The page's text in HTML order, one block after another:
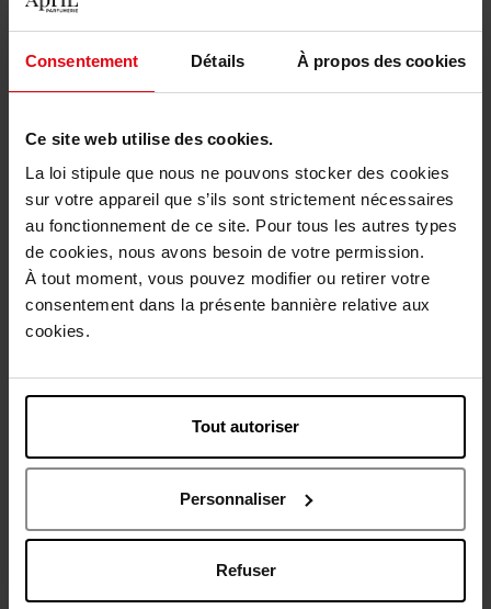
Consentement Détails À propos des cookies
Ce site web utilise des cookies.
La loi stipule que nous ne pouvons stocker des cookies
sur votre appareil que s’ils sont strictement nécessaires
au fonctionnement de ce site. Pour tous les autres types
de cookies, nous avons besoin de votre permission.
À tout moment, vous pouvez modifier ou retirer votre
consentement dans la présente bannière relative aux
cookies.
Tout autoriser
Personnaliser
Refuser
Emballage cadeau offert
Description
Caractéristiques
Avis client Politique relative aux avis des clients
BIOTHERM